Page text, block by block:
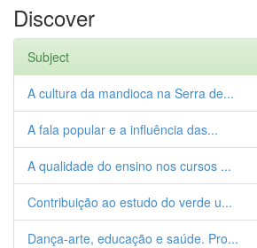
Discover
Subject
A cultura da mandioca na Serra de...
A fala popular e a influência das...
A qualidade do ensino nos cursos ...
Contribuição ao estudo do verde u...
Dança-arte, educação e saúde. Pro...